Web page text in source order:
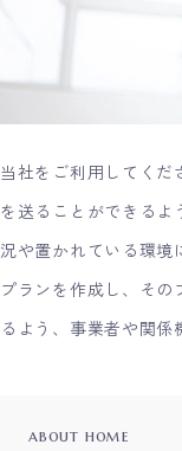
about home
当社をご利用してくだ
を送ることができるよ
況や置かれている環境
プランを作成し、そ
るよう、事業者や関係